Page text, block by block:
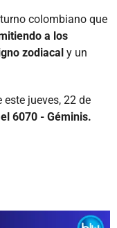
colombiano que
a los
zodiacal y un
este jueves, 22 de
6070 - Géminis.